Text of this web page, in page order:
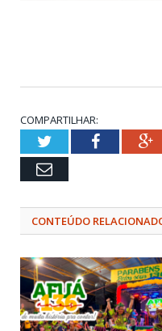
COMPARTILHAR:
TwitterFacebook
Email
CONTEÚDO